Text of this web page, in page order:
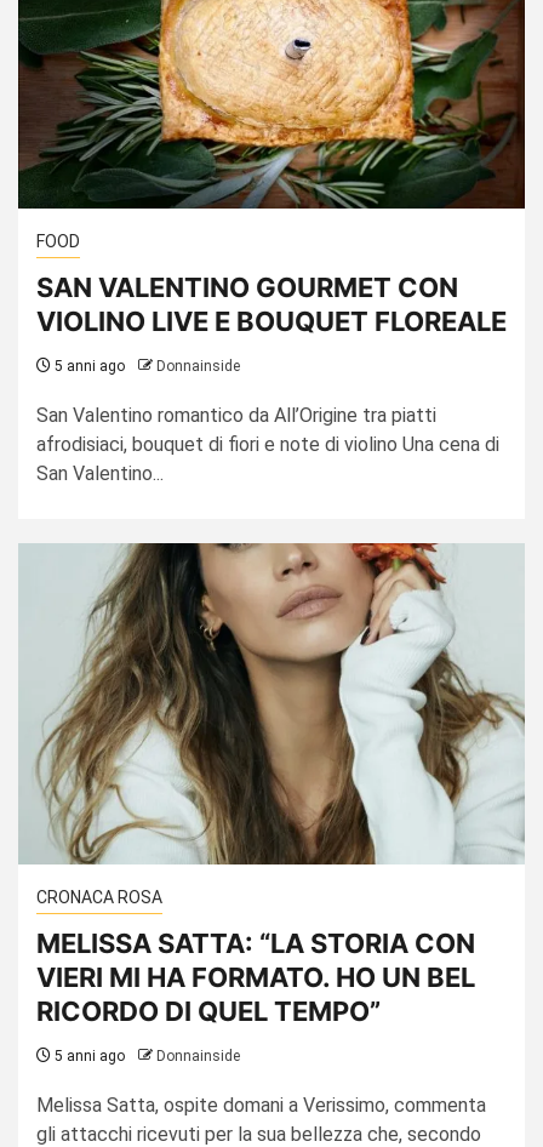
FOOD
SAN VALENTINO GOURMET CON
VIOLINO LIVE E BOUQUET FLOREALE
5 anni ago Donnainside
San Valentino romantico da All’Origine tra piatti
afrodisiaci, bouquet di fiori e note di violino Una cena di
San Valentino...
CRONACA ROSA
MELISSA SATTA: “LA STORIA CON
VIERI MI HA FORMATO. HO UN BEL
RICORDO DI QUEL TEMPO”
5 anni ago Donnainside
Melissa Satta, ospite domani a Verissimo, commenta
gli attacchi ricevuti per la sua bellezza che, secondo